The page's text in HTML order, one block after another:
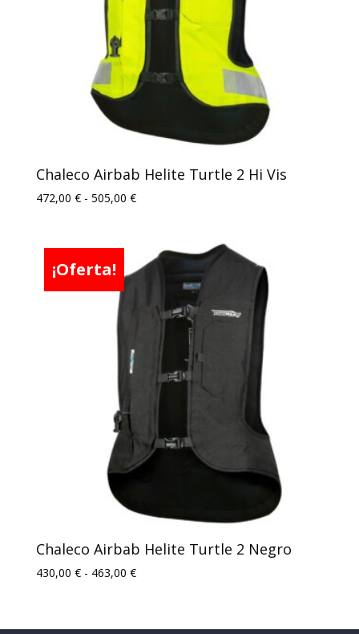
Chaleco Airbab Helite Turtle 2 Hi Vis
472,00 € - 505,00 €Rango
desde
472,00 €
505,00 €
¡Oferta!
Chaleco Airbab Helite Turtle 2 Negro
430,00 € - 463,00 €Rango
desde